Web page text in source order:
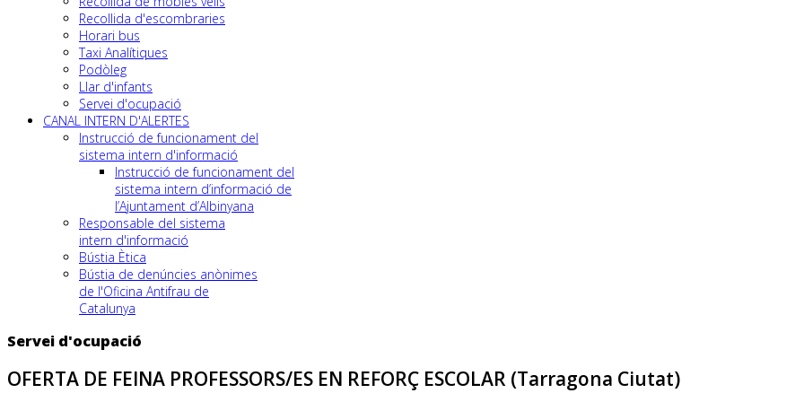
Recollida d'escombraries
Horari bus
Taxi Analítiques
Podòleg
Llar d'infants
Servei d'ocupació
CANAL INTERN D'ALERTES
Instrucció de funcionament del
sistema intern d'informació
Instrucció de funcionament del
sistema intern d’informació de
l’Ajuntament d’Albinyana
Responsable del sistema
intern d'informació
Bústia Ètica
Bústia de denúncies anònimes
de l'Oficina Antifrau de
Catalunya
Servei d'ocupació
OFERTA DE FEINA PROFESSORS/ES EN REFORÇ ESCOLAR (Tarragona Ciutat)